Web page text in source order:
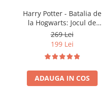
Harry Potter - Batalia de
la Hogwarts: Jocul de
baza (RO)
269 Lei
199 Lei
ADAUGA IN COS